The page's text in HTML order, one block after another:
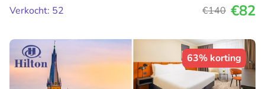
Verkocht: 52
€140 €82
63% korting